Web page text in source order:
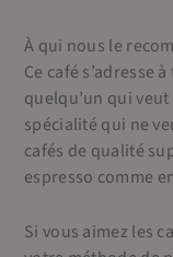
À qui nous le
Ce café
quelqu’un qui
spécialité qui ne
cafés de qualité
espresso comme
Si vous aimez les